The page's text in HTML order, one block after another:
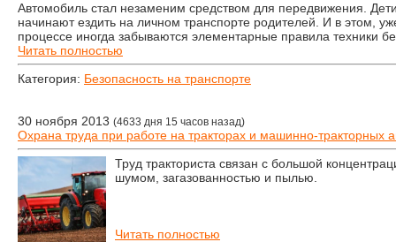
Автомобиль стал незаменим средством для передвижения.
начинают ездить на личном транспорте родителей. И в этом,
процессе иногда забываются элементарные правила техники
Читать полностью
Категория: Безопасность на транспорте
30 ноября 2013 (4633 дня 15 часов назад)
Охрана труда при работе на тракторах и машинно-тракторных
Труд тракториста связан с большой
шумом, загазованностью и пылью.
Читать полностью